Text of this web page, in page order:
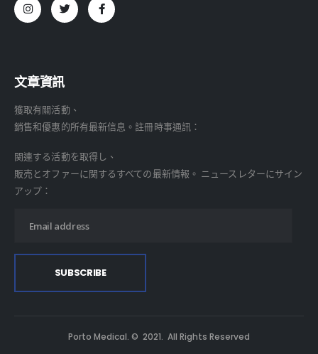
文章資訊
獲取有關活動、
銷售和優惠的所有最新信息。註冊時事通訊：
関連する活動を取得し、
販売とオファーに関するすべての最新情報。 ニュースレターにサイン
アップ：
Porto Medical. © 2021. All Rights Reserved